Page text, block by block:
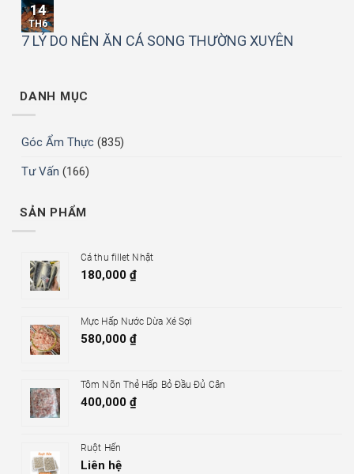
14
TH6
7 LÝ DO NÊN ĂN CÁ SONG THƯỜNG XUYÊN
DANH MỤC
Góc Ẩm Thực (835)
Tư Vấn (166)
SẢN PHẨM
Cá thu fillet Nhật
180,000 ₫
Mực Hấp Nước Dừa Xé Sợi
580,000 ₫
Tôm Nõn Thẻ Hấp Bỏ Đầu Đủ Cân
400,000 ₫
Ruột Hến
Liên hệ